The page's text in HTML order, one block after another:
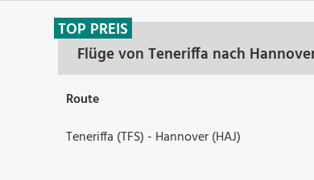
Flüge von Teneriffa nach
TOP PREIS
Route
Teneriffa (TFS) - Hannover (HAJ)